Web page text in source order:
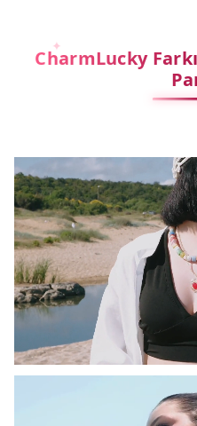
CharmLucky